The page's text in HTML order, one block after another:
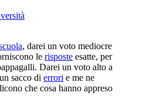
, darei un voto mediocre
le risposte esatte, per
Darei un voto alto a
sacco di errori e me ne
che cosa hanno appreso